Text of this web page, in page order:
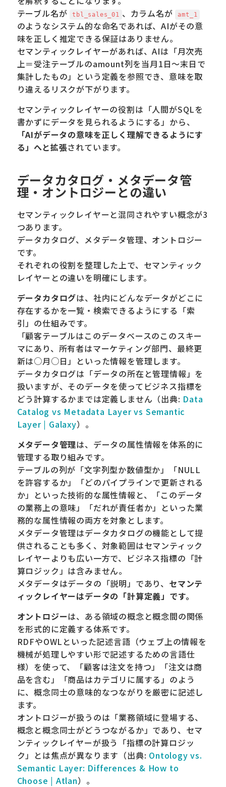
テーブル名が
tbl_sales_01 、カラム名が amt_1
のようなシステム的な命名であれば、AIがその意
味を正しく推定できる保証はありません。
セマンティックレイヤーがあれば、AIは「月次売
上＝受注テーブルのamount列を当月1日〜末日で
集計したもの」という定義を参照でき、意味を取
り違えるリスクが下がります。
セマンティックレイヤーの役割は「人間がSQLを
書かずにデータを見られるようにする」から、
「AIがデータの意味を正しく理解できるようにす
る」へと拡張されています。
データカタログ・メタデータ管
理・オントロジーとの違い
セマンティックレイヤーと混同されやすい概念が3
つあります。
データカタログ、メタデータ管理、オントロジー
です。
それぞれの役割を整理した上で、セマンティック
レイヤーとの違いを明確にします。
データカタログは、社内にどんなデータがどこに
存在するかを一覧・検索できるようにする「索
引」の仕組みです。
「顧客テーブルはこのデータベースのこのスキー
マにあり、所有者はマーケティング部門、最終更
新は○月○日」といった情報を管理します。
データカタログは「データの所在と管理情報」を
扱いますが、そのデータを使ってビジネス指標を
どう計算するかまでは定義しません（出典: Data
Catalog vs Metadata Layer vs Semantic
Layer | Galaxy）。
メタデータ管理は、データの属性情報を体系的に
管理する取り組みです。
テーブルの列が「文字列型か数値型か」「NULL
を許容するか」「どのパイプラインで更新される
か」といった技術的な属性情報と、「このデータ
の業務上の意味」「だれが責任者か」といった業
務的な属性情報の両方を対象とします。
メタデータ管理はデータカタログの機能として提
供されることも多く、対象範囲はセマンティック
レイヤーよりも広い一方で、ビジネス指標の「計
算ロジック」は含みません。
メタデータはデータの「説明」であり、 セマンテ
ィックレイヤーはデータの「計算定義」です。
オントロジーは、ある領域の概念と概念間の関係
を形式的に定義する体系です。
RDFやOWLといった記述言語（ウェブ上の情報を
機械が処理しやすい形で記述するための言語仕
様）を使って、「顧客は注文を持つ」「注文は商
品を含む」「商品はカテゴリに属する」のよう
に、概念同士の意味的なつながりを厳密に記述し
ます。
オントロジーが扱うのは「業務領域に登場する、
概念と概念同士がどうつながるか」であり、セマ
ンティックレイヤーが扱う「指標の計算ロジッ
ク」とは焦点が異なります（出典: Ontology vs.
Semantic Layer: Differences & How to
Choose | Atlan）。